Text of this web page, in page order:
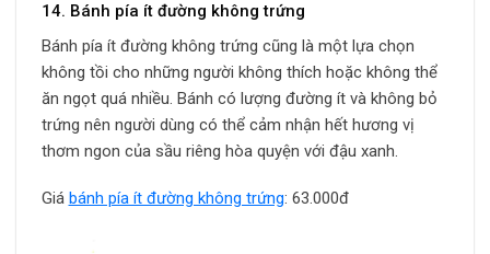
14. Bánh pía ít đường không trứng
Bánh pía ít đường không trứng cũng là một lựa chọn
không tồi cho những người không thích hoặc không thể
ăn ngọt quá nhiều. Bánh có lượng đường ít và không bỏ
trứng nên người dùng có thể cảm nhận hết hương vị
thơm ngon của sầu riêng hòa quyện với đậu xanh.
Giá bánh pía ít đường không trứng: 63.000đ